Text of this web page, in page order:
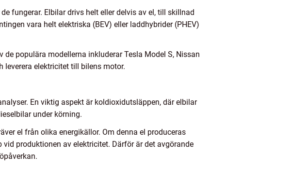
fungerar. Elbilar drivs helt eller delvis av el, till skillnad
vara helt elektriska (BEV) eller laddhybrider (PHEV)
populära modellerna inkluderar Tesla Model S, Nissan
leverera elektricitet till bilens motor.
En viktig aspekt är koldioxidutsläppen, där elbilar
under körning.
el från olika energikällor. Om denna el produceras
produktionen av elektricitet. Därför är det avgörande